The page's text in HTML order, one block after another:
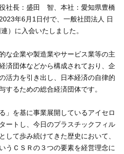
社長：盛田 智、本社：愛知県豊橋
年6月1日付で、一般社団法人 日
）に入会いたしました。
な企業や製造業やサービス業等の主
済団体などから構成されており、企
活力を引き出し、日本経済の自律的
するための総合経済団体です。
」を基に事業展開しているアイセロ
ートし、今日のプラスチックフィル
して歩み続けてきた歴史において、
うＣＳＲの３つの要素を経営理念に